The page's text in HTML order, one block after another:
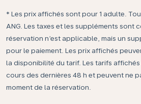
* Les prix affichés sont pour 1 adulte.
ANG. Les taxes et les suppléments sont
réservation n’est applicable, mais un
pour le paiement. Les prix affichés
la disponibilité du tarif. Les tarifs
cours des dernières 48 h et peuvent ne
moment de la réservation.